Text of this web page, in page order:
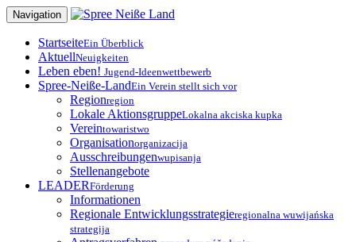
Zum
Inhalt
springen
Navigation
StartseiteEin Überblick
AktuellNeuigkeiten
Leben eben! Jugend-Ideenwettbewerb
Spree-Neiße-LandEin Verein stellt sich vor
Regionregion
Lokale AktionsgruppeLokalna akciska kupka
Vereintowaristwo
Organisationorganizacija
Ausschreibungenwupisanja
Stellenangebote
LEADERFörderung
Informationen
Regionale Entwicklungsstrategieregionalna wuwijańska
strategija